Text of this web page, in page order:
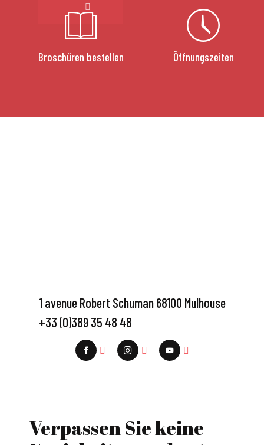
Broschüren bestellen Öffnungszeiten
1 avenue Robert Schuman 68100 Mulhouse
+33 (0)389 35 48 48
Verpassen Sie keine